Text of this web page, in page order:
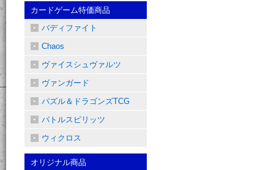
カードゲーム特価商品
バディファイト
Chaos
ヴァイスシュヴァルツ
ヴァンガード
パズル＆ドラゴンズTCG
バトルスピリッツ
ウィクロス
オリジナル商品